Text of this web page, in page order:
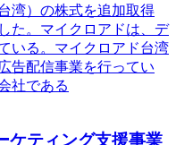
湾）の株式を追加取得
た。マイクロアドは、デ
いる。マイクロアド台湾
告配信事業を行ってい
社である
ケティング支援事業